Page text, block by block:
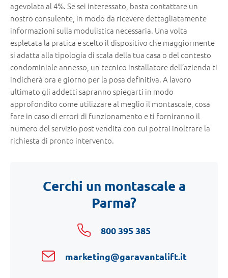
agevolata al 4%. Se sei interessato, basta contattare un
nostro consulente, in modo da ricevere dettagliatamente
informazioni sulla modulistica necessaria. Una volta
espletata la pratica e scelto il dispositivo che maggiormente
si adatta alla tipologia di scala della tua casa o del contesto
condominiale annesso, un tecnico installatore dell’azienda ti
indicherà ora e giorno per la posa definitiva. A lavoro
ultimato gli addetti sapranno spiegarti in modo
approfondito come utilizzare al meglio il montascale, cosa
fare in caso di errori di funzionamento e ti forniranno il
numero del servizio post vendita con cui potrai inoltrare la
richiesta di pronto intervento.
Cerchi un montascale a
Parma?
800 395 385
marketing@garavantalift.it